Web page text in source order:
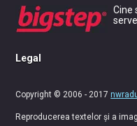
Cine
Legal
Copyright © 2006 - 2017
Reproducerea textelor și a